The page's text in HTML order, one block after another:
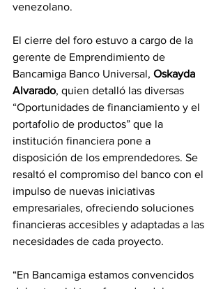
venezolano.
El cierre del foro estuvo a cargo de la
gerente de Emprendimiento de
Bancamiga Banco Universal, Oskayda
Alvarado, quien detalló las diversas
“Oportunidades de financiamiento y el
portafolio de productos” que la
institución financiera pone a
disposición de los emprendedores. Se
resaltó el compromiso del banco con el
impulso de nuevas iniciativas
empresariales, ofreciendo soluciones
financieras accesibles y adaptadas a las
necesidades de cada proyecto.
“En Bancamiga estamos convencidos